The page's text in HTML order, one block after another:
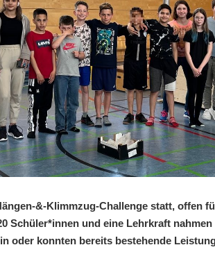
&-Klimmzug-Challenge statt, offen
Schüler*innen und eine Lehrkraft
oder konnten bereits bestehende